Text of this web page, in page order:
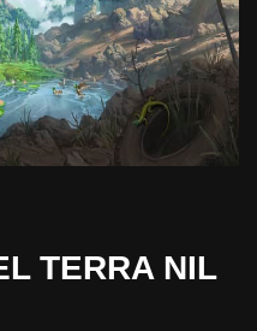
TERRA NIL